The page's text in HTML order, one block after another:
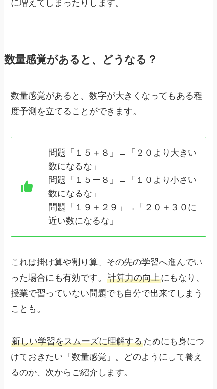
に増えてしまったりします。
数量感覚があると、どうなる？
数量感覚があると、数字が大きくなってもある程
度予測を立てることができます。
問題「１５＋８」→「２０より大きい
数になるな」
問題「１５ー８」→「１０より小さい
数になるな」
問題「１９＋２９」→「２０＋３０に
近い数になるな」
これは掛け算や割り算、その先の学習へ進んでい
った場合にも有効です。計算力の向上にもなり、
授業で習っていない問題でも自分で出来てしまう
ことも。
新しい学習をスムーズに理解するためにも身につ
けておきたい「数量感覚」。どのようにして養え
るのか、次からご紹介します。